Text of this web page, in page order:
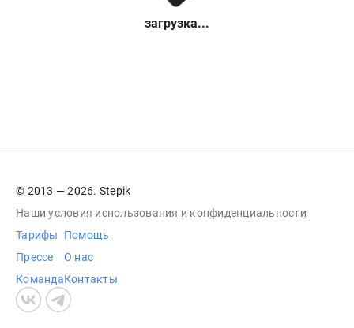
загрузка...
© 2013 — 2026. Stepik
Наши условия использования и конфиденциальности
Тарифы
Прессе
Команда
Помощь
О нас
Контакты